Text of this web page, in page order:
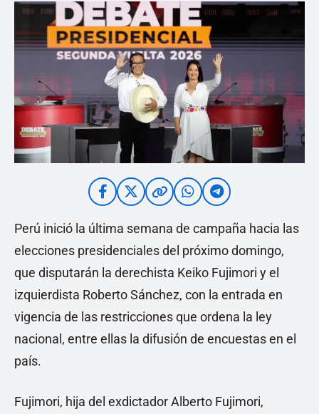
Perú inició la última semana de campaña hacia las
elecciones presidenciales del próximo domingo,
que disputarán la derechista Keiko Fujimori y el
izquierdista Roberto Sánchez, con la entrada en
vigencia de las restricciones que ordena la ley
nacional, entre ellas la difusión de encuestas en el
país.
Fujimori, hija del exdictador Alberto Fujimori,